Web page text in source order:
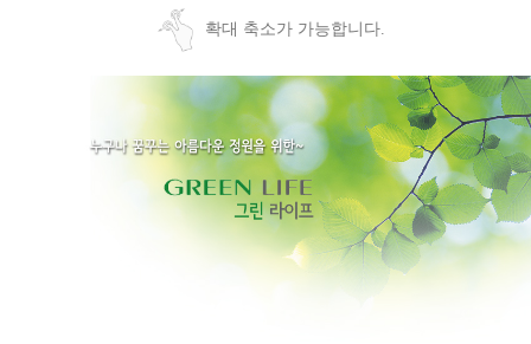
확대 축소가 가능합니다.